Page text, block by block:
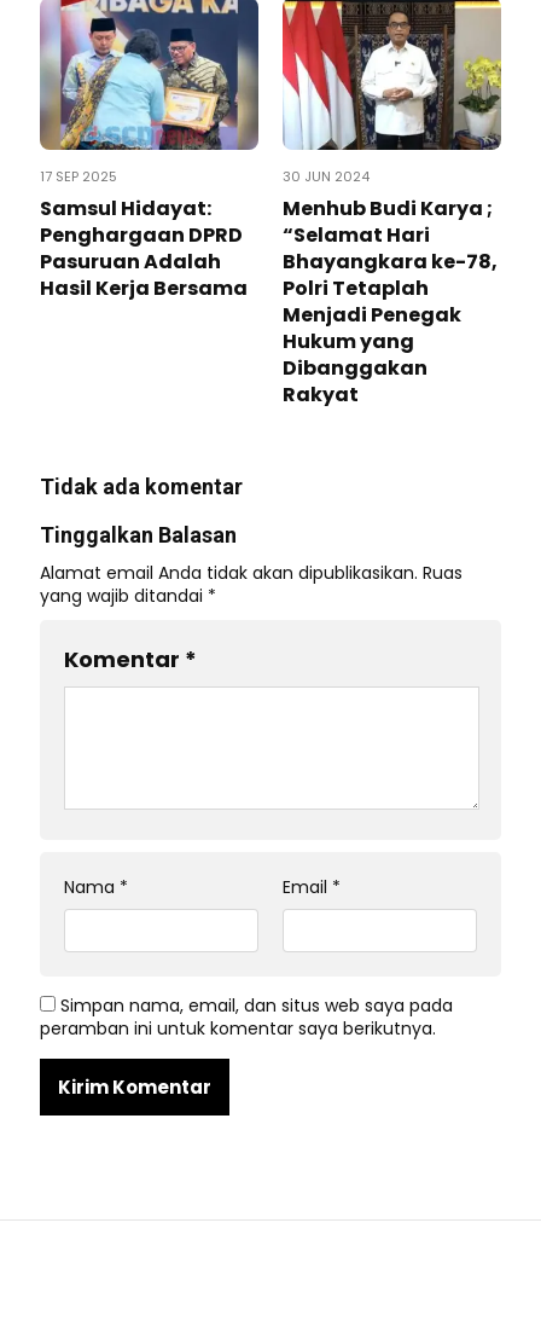
17 SEP 2025
Samsul Hidayat:
Penghargaan DPRD
Pasuruan Adalah
Hasil Kerja Bersama
30 JUN 2024
Menhub Budi Karya ;
“Selamat Hari
Bhayangkara ke-78,
Polri Tetaplah
Menjadi Penegak
Hukum yang
Dibanggakan
Rakyat
Tidak ada komentar
Tinggalkan Balasan
Alamat email Anda tidak akan dipublikasikan. Ruas
yang wajib ditandai *
Komentar *
Nama * Email *
Simpan nama, email, dan situs web saya pada
peramban ini untuk komentar saya berikutnya.